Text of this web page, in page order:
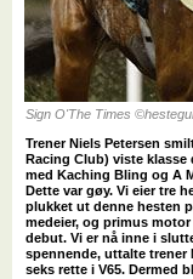
Sign O'The Times
Trener Niels Petersen
Racing Club) viste
med Kaching Bling og A
Dette var gøy. Vi eier tre
plukket ut denne hesten
medeier, og primus
debut. Vi er nå inne i
spennende, uttalte trener
seks rette i V65. Dermed